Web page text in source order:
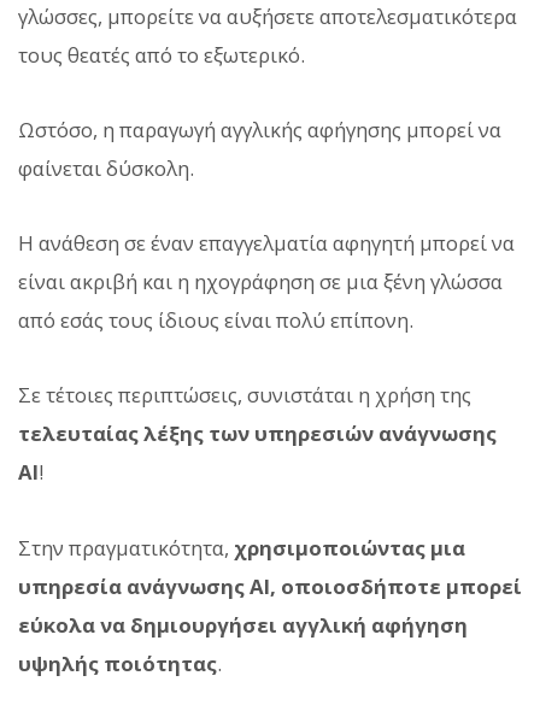
γλώσσες, μπορείτε να αυξήσετε αποτελεσματικότερα
τους θεατές από το εξωτερικό.
Ωστόσο, η παραγωγή αγγλικής αφήγησης μπορεί να
φαίνεται δύσκολη.
Η ανάθεση σε έναν επαγγελματία αφηγητή μπορεί να
είναι ακριβή και η ηχογράφηση σε μια ξένη γλώσσα
από εσάς τους ίδιους είναι πολύ επίπονη.
Σε τέτοιες περιπτώσεις, συνιστάται η χρήση της
τελευταίας λέξης των υπηρεσιών ανάγνωσης
AI!
Στην πραγματικότητα, χρησιμοποιώντας μια
υπηρεσία ανάγνωσης AI, οποιοσδήποτε μπορεί
εύκολα να δημιουργήσει αγγλική αφήγηση
υψηλής ποιότητας.